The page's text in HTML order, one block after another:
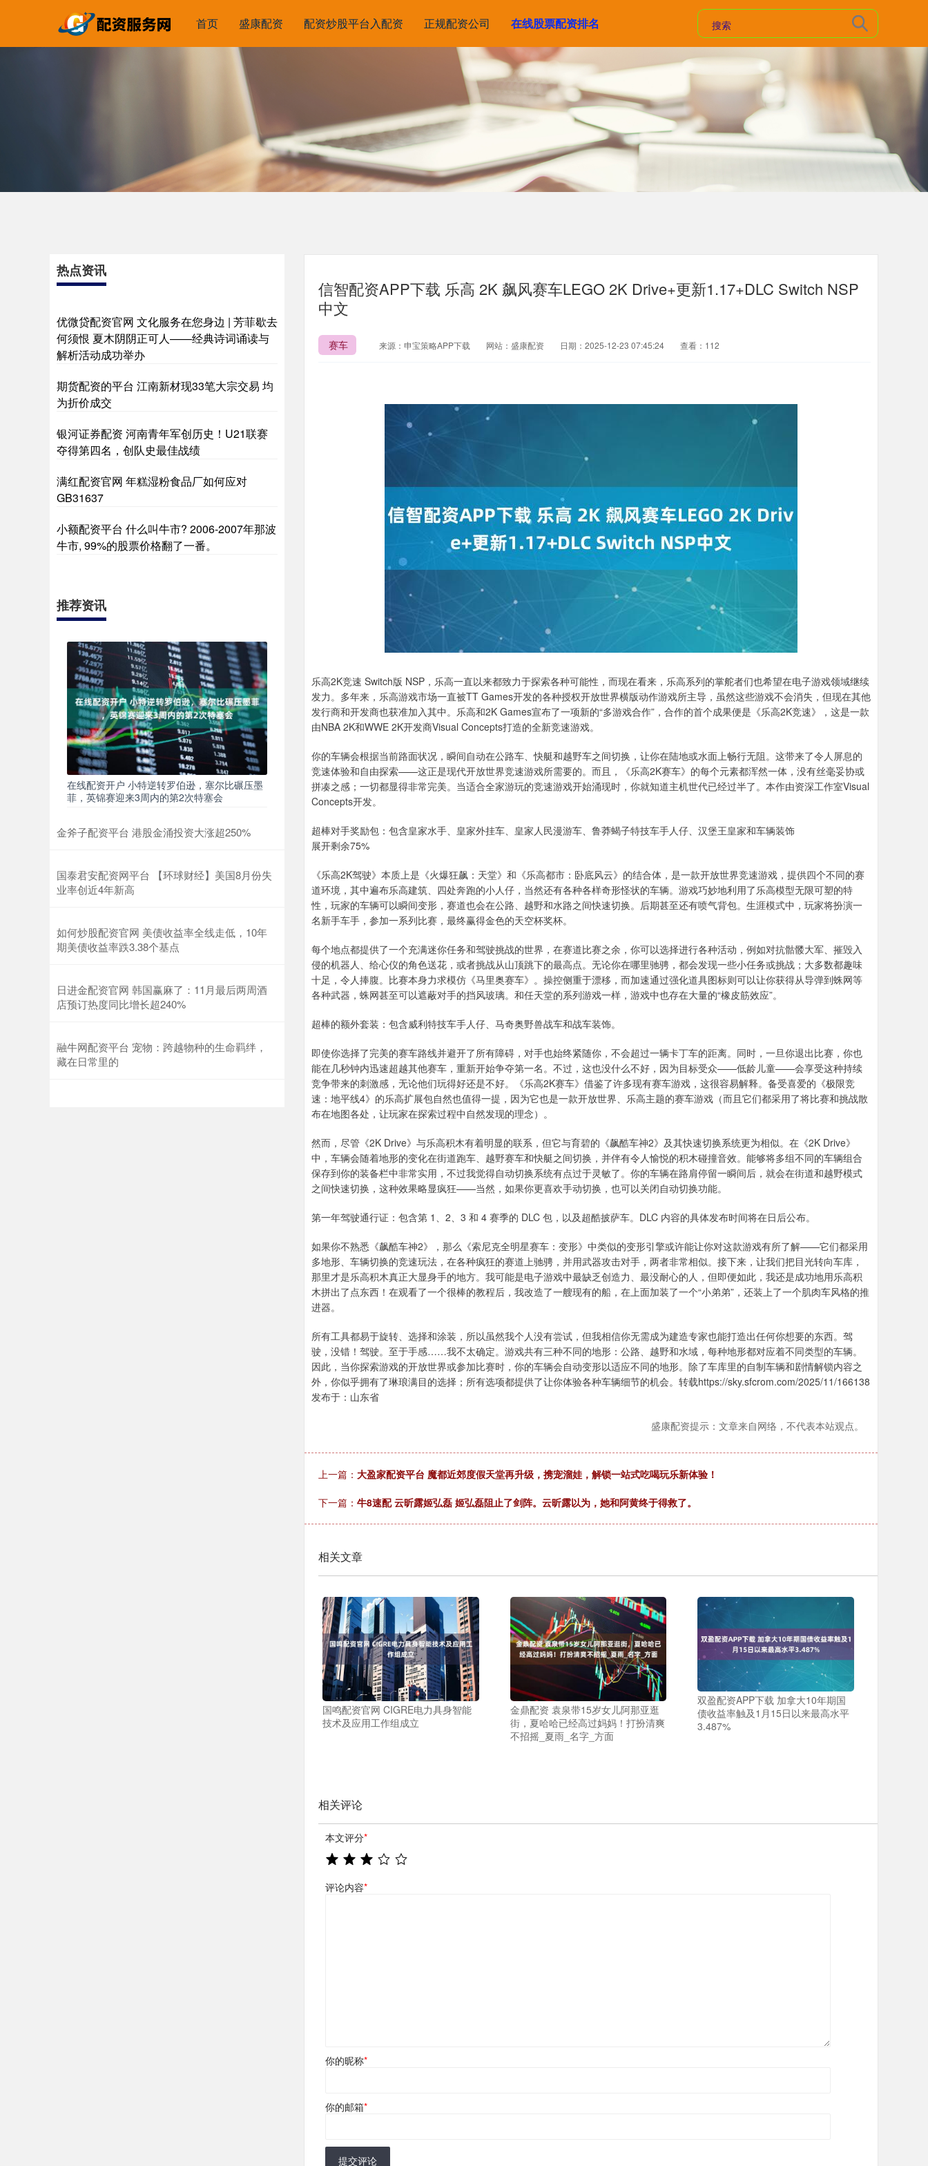
首页 盛康配资 配资炒股平台入配资 正规配资公司 在线股票配资排名
信智配资APP下载 乐高 2K 飙风赛车LEGO 2K Drive+更新1.17+DLC Switch NSP
中文
赛车 来源：申宝策略APP下载 网站：盛康配资 日期：2025-12-23 07:45:24 查看：112
乐高2K竞速 Switch版 NSP，乐高一直以来都致力于探索各种可能性，而现在看来，乐高系列的掌舵者们也希望在电子游戏领域继续
发力。多年来，乐高游戏市场一直被TT Games开发的各种授权开放世界横版动作游戏所主导，虽然这些游戏不会消失，但现在其他
发行商和开发商也获准加入其中。乐高和2K Games宣布了一项新的“多游戏合作”，合作的首个成果便是《乐高2K竞速》，这是一款
由NBA 2K和WWE 2K开发商Visual Concepts打造的全新竞速游戏。
你的车辆会根据当前路面状况，瞬间自动在公路车、快艇和越野车之间切换，让你在陆地或水面上畅行无阻。这带来了令人屏息的
竞速体验和自由探索——这正是现代开放世界竞速游戏所需要的。而且，《乐高2K赛车》的每个元素都浑然一体，没有丝毫妥协或
拼凑之感；一切都显得非常完美。当适合全家游玩的竞速游戏开始涌现时，你就知道主机世代已经过半了。本作由资深工作室Visual
Concepts开发。
超棒对手奖励包：包含皇家水手、皇家外挂车、皇家人民漫游车、鲁莽蝎子特技车手人仔、汉堡王皇家和车辆装饰
展开剩余75%
《乐高2K驾驶》本质上是《火爆狂飙：天堂》和《乐高都市：卧底风云》的结合体，是一款开放世界竞速游戏，提供四个不同的赛
道环境，其中遍布乐高建筑、四处奔跑的小人仔，当然还有各种各样奇形怪状的车辆。游戏巧妙地利用了乐高模型无限可塑的特
性，玩家的车辆可以瞬间变形，赛道也会在公路、越野和水路之间快速切换。后期甚至还有喷气背包。生涯模式中，玩家将扮演一
名新手车手，参加一系列比赛，最终赢得金色的天空杯奖杯。
每个地点都提供了一个充满迷你任务和驾驶挑战的世界，在赛道比赛之余，你可以选择进行各种活动，例如对抗骷髅大军、摧毁入
侵的机器人、给心仪的角色送花，或者挑战从山顶跳下的最高点。无论你在哪里驰骋，都会发现一些小任务或挑战；大多数都趣味
十足，令人捧腹。比赛本身力求模仿《马里奥赛车》。操控侧重于漂移，而加速通过强化道具图标则可以让你获得从导弹到蛛网等
各种武器，蛛网甚至可以遮蔽对手的挡风玻璃。和任天堂的系列游戏一样，游戏中也存在大量的“橡皮筋效应”。
超棒的额外套装：包含威利特技车手人仔、马奇奥野兽战车和战车装饰。
即使你选择了完美的赛车路线并避开了所有障碍，对手也始终紧随你，不会超过一辆卡丁车的距离。同时，一旦你退出比赛，你也
能在几秒钟内迅速超越其他赛车，重新开始争夺第一名。不过，这也没什么不好，因为目标受众——低龄儿童——会享受这种持续
竞争带来的刺激感，无论他们玩得好还是不好。《乐高2K赛车》借鉴了许多现有赛车游戏，这很容易解释。备受喜爱的《极限竞
速：地平线4》的乐高扩展包自然也值得一提，因为它也是一款开放世界、乐高主题的赛车游戏（而且它们都采用了将比赛和挑战散
布在地图各处，让玩家在探索过程中自然发现的理念）。
然而，尽管《2K Drive》与乐高积木有着明显的联系，但它与育碧的《飙酷车神2》及其快速切换系统更为相似。在《2K Drive》
中，车辆会随着地形的变化在街道跑车、越野赛车和快艇之间切换，并伴有令人愉悦的积木碰撞音效。能够将多组不同的车辆组合
保存到你的装备栏中非常实用，不过我觉得自动切换系统有点过于灵敏了。你的车辆在路肩停留一瞬间后，就会在街道和越野模式
之间快速切换，这种效果略显疯狂——当然，如果你更喜欢手动切换，也可以关闭自动切换功能。
第一年驾驶通行证：包含第 1、2、3 和 4 赛季的 DLC 包，以及超酷披萨车。DLC 内容的具体发布时间将在日后公布。
如果你不熟悉《飙酷车神2》，那么《索尼克全明星赛车：变形》中类似的变形引擎或许能让你对这款游戏有所了解——它们都采用
多地形、车辆切换的竞速玩法，在各种疯狂的赛道上驰骋，并用武器攻击对手，两者非常相似。接下来，让我们把目光转向车库，
那里才是乐高积木真正大显身手的地方。我可能是电子游戏中最缺乏创造力、最没耐心的人，但即便如此，我还是成功地用乐高积
木拼出了点东西！在观看了一个很棒的教程后，我改造了一艘现有的船，在上面加装了一个“小弟弟”，还装上了一个肌肉车风格的推
进器。
所有工具都易于旋转、选择和涂装，所以虽然我个人没有尝试，但我相信你无需成为建造专家也能打造出任何你想要的东西。驾
驶，没错！驾驶。至于手感……我不太确定。游戏共有三种不同的地形：公路、越野和水域，每种地形都对应着不同类型的车辆。
因此，当你探索游戏的开放世界或参加比赛时，你的车辆会自动变形以适应不同的地形。除了车库里的自制车辆和剧情解锁内容之
外，你似乎拥有了琳琅满目的选择；所有选项都提供了让你体验各种车辆细节的机会。转载https://sky.sfcrom.com/2025/11/166138
发布于：山东省
盛康配资提示：文章来自网络，不代表本站观点。
上一篇： 大盈家配资平台 魔都近郊度假天堂再升级，携宠溜娃，解锁一站式吃喝玩乐新体验！
下一篇： 牛8速配 云昕露姬弘磊 姬弘磊阻止了剑阵。云昕露以为，她和阿黄终于得救了。
相关文章
国鸣配资官网 CIGRE电力具身智能
技术及应用工作组成立
金鼎配资 袁泉带15岁女儿阿那亚逛
街，夏哈哈已经高过妈妈！打扮清爽
不招摇_夏雨_名字_方面
双盈配资APP下载 加拿大10年期国
债收益率触及1月15日以来最高水平
3.487%
相关评论
本文评分*
评论内容*
你的昵称*
你的邮箱*
提交评论
热点资讯
优微贷配资官网 文化服务在您身边 | 芳菲歇去
何须恨 夏木阴阴正可人——经典诗词诵读与
解析活动成功举办
期货配资的平台 江南新材现33笔大宗交易 均
为折价成交
银河证券配资 河南青年军创历史！U21联赛
夺得第四名，创队史最佳战绩
满红配资官网 年糕湿粉食品厂如何应对
GB31637
小额配资平台 什么叫牛市? 2006-2007年那波
牛市, 99%的股票价格翻了一番。
推荐资讯
在线配资开户 小特逆转罗伯逊，塞尔比碾压墨
菲，英锦赛迎来3周内的第2次特塞会
金斧子配资平台 港股金涌投资大涨超250%
国泰君安配资网平台 【环球财经】美国8月份失
业率创近4年新高
如何炒股配资官网 美债收益率全线走低，10年
期美债收益率跌3.38个基点
日进金配资官网 韩国赢麻了：11月最后两周酒
店预订热度同比增长超240%
融牛网配资平台 宠物：跨越物种的生命羁绊，
藏在日常里的